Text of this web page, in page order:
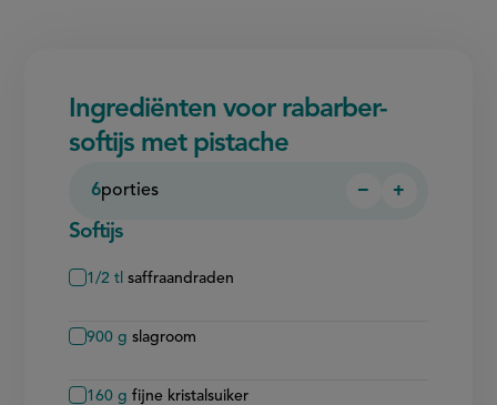
Ingrediënten voor rabarber-
softijs met pistache
6porties
Persoon
−
Persoon
+
Softijs
1/2 tl saffraandraden
900 g slagroom
160 g fijne kristalsuiker